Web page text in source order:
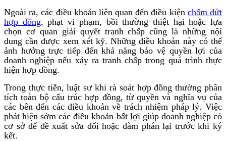
Ngoài ra, các điều khoản liên quan đến điều kiện chấm dứt
hợp đồng, phạt vi phạm, bồi thường thiệt hại hoặc lựa
chọn cơ quan giải quyết tranh chấp cũng là những nội
dung cần được xem xét kỹ. Những điều khoản này có thể
ảnh hưởng trực tiếp đến khả năng bảo vệ quyền lợi của
doanh nghiệp nếu xảy ra tranh chấp trong quá trình thực
hiện hợp đồng.
Trong thực tiễn, luật sư khi rà soát hợp đồng thường phân
tích toàn bộ cấu trúc hợp đồng, từ quyền và nghĩa vụ của
các bên đến các điều khoản về trách nhiệm pháp lý. Việc
phát hiện sớm các điều khoản bất lợi giúp doanh nghiệp có
cơ sở để đề xuất sửa đổi hoặc đàm phán lại trước khi ký
kết.